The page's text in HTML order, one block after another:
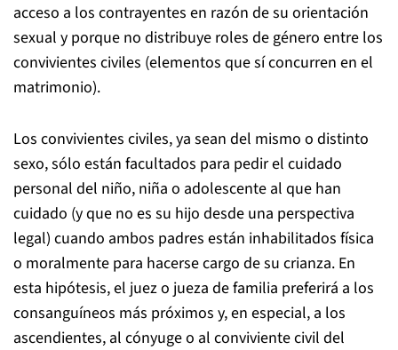
acceso a los contrayentes en razón de su orientación
sexual y porque no distribuye roles de género entre los
convivientes civiles (elementos que sí concurren en el
matrimonio).
Los convivientes civiles, ya sean del mismo o distinto
sexo, sólo están facultados para pedir el cuidado
personal del niño, niña o adolescente al que han
cuidado (y que no es su hijo desde una perspectiva
legal) cuando ambos padres están inhabilitados física
o moralmente para hacerse cargo de su crianza. En
esta hipótesis, el juez o jueza de familia preferirá a los
consanguíneos más próximos y, en especial, a los
ascendientes, al cónyuge o al conviviente civil del